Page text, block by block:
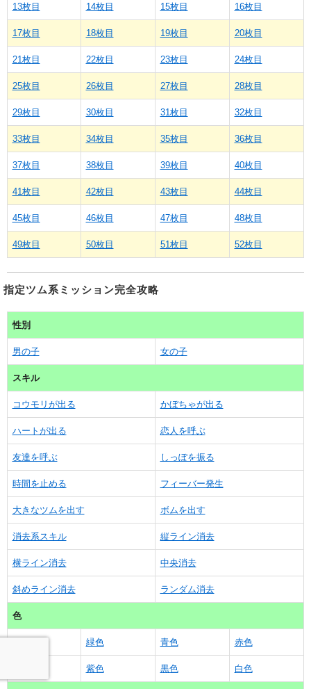
13枚目 14枚目 15枚目 16枚目
17枚目 18枚目 19枚目 20枚目
21枚目 22枚目 23枚目 24枚目
25枚目 26枚目 27枚目 28枚目
29枚目 30枚目 31枚目 32枚目
33枚目 34枚目 35枚目 36枚目
37枚目 38枚目 39枚目 40枚目
41枚目 42枚目 43枚目 44枚目
45枚目 46枚目 47枚目 48枚目
49枚目 50枚目 51枚目 52枚目
指定ツム系ミッション完全攻略
性別
男の子 女の子
スキル
コウモリが出る かぼちゃが出る
ハートが出る 恋人を呼ぶ
友達を呼ぶ しっぽを振る
時間を止める フィーバー発生
大きなツムを出す ボムを出す
消去系スキル 縦ライン消去
横ライン消去 中央消去
斜めライン消去 ランダム消去
色
緑色 青色 赤色
紫色 黒色 白色